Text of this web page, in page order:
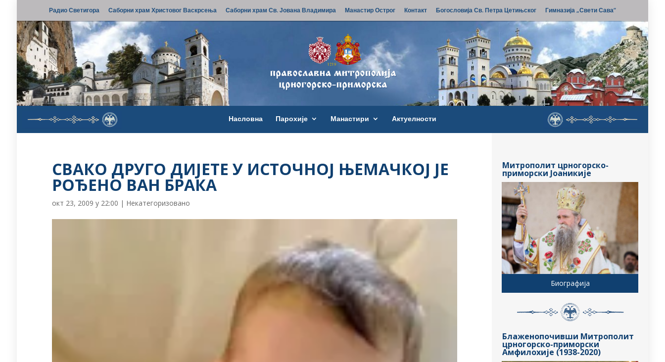
Радио Светигора Саборни храм Христовог Васкрсења Саборни храм Св. Јована Владимира Манастир Острог Контакт Богословија Св. Петра Цетињског Гимназија „Свети Сава“
Насловна Парохије Манастири Актуелности
СВАКО ДРУГО ДИЈЕТЕ У ИСТОЧНОЈ ЊЕМАЧКОЈ ЈЕ
РОЂЕНО ВАН БРАКА
окт 23, 2009 у 22:00 | Некатегоризовано
Митрополит црногорско-
приморски Јоаникије
Биографија
Блаженопочивши Митрополит
црногорско-приморски
Амфилохије (1938-2020)